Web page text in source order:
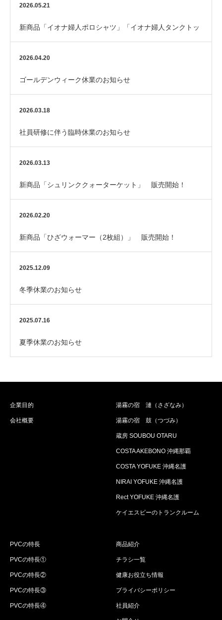
2026.05.21
新商品「イオナ婦人ポロシャツ」「イオナ婦人タンクトッ
プ(黒)」 販売開始！
2026.04.20
ゴールデンウィーク休業のお知らせ
2026.03.18
社員研修に伴う臨時休業のお知らせ
2026.03.13
新商品「シュリンククォーターケット」 販売開始！
2026.02.20
新商品「ひざウォーマー（2枚組）」 販売開始！
2025.12.09
冬季休業のお知らせ
2025.07.16
夏季休業のお知らせ
企業目的
会社概要
湯霧の宿 漣（さざなみ）
湯霧の宿 鼓（つづみ）
蔵房 SOUBOU OTARU
COSTA AKEBONO 沖縄那覇
COSTA YOFUKE 沖縄名護
NIRAI YOFUKE 沖縄名護
Rect YOFUKE 沖縄名護
ケイエスビーのトランクルーム
PVCの特長
PVCの特長①
PVCの特長②
PVCの特長③
PVCの特長④
商品紹介
チラシ一覧
健康お役立ち情報
プライバシーポリシー
社員紹介